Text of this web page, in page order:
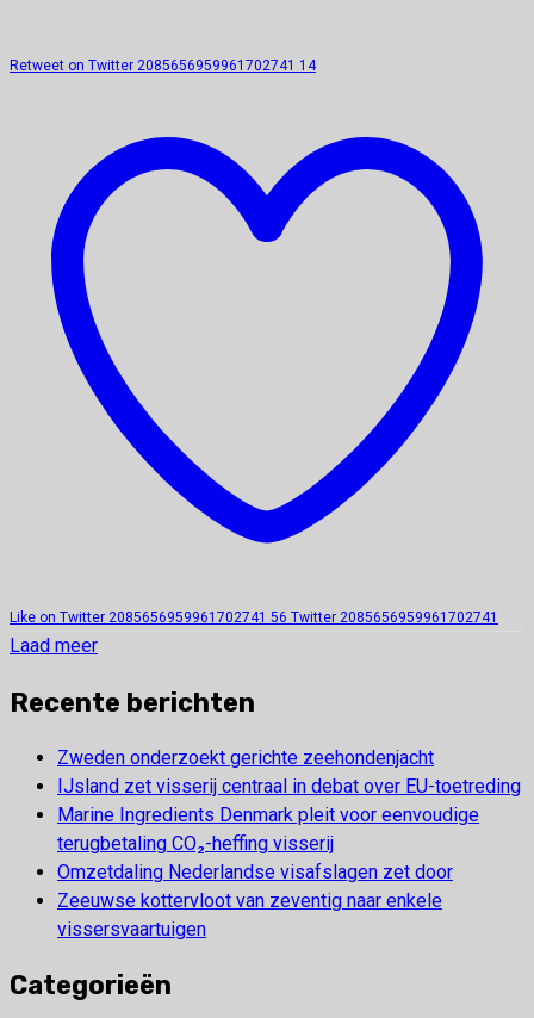
Retweet on Twitter 2085656959961702741 14
Like on Twitter 2085656959961702741 56 Twitter 2085656959961702741
Laad meer
Recente berichten
Zweden onderzoekt gerichte zeehondenjacht
IJsland zet visserij centraal in debat over EU-toetreding
Marine Ingredients Denmark pleit voor eenvoudige
terugbetaling CO₂-heffing visserij
Omzetdaling Nederlandse visafslagen zet door
Zeeuwse kottervloot van zeventig naar enkele
vissersvaartuigen
Categorieën